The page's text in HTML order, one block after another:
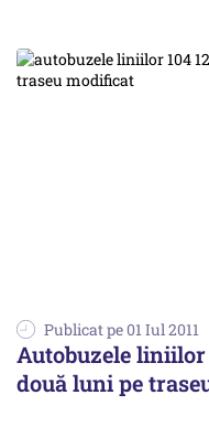
Publicat pe 01 Iul 2011
Autobuzele liniilor
două luni pe